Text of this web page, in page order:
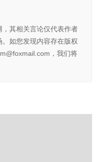
，其相关言论仅代表作者
如您发现内容存在版权
，我们将